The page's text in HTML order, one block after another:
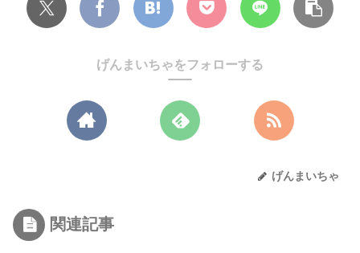
げんまいちゃをフォローする
げんまいちゃ
関連記事